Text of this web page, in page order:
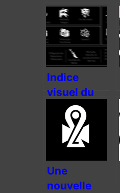
Indice
visuel du
futur projet
Chroniques-
ludiques.fr
Une
nouvelle